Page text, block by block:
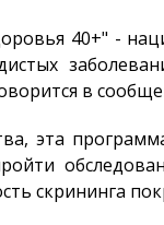
40+" -
в
эта
скрининга